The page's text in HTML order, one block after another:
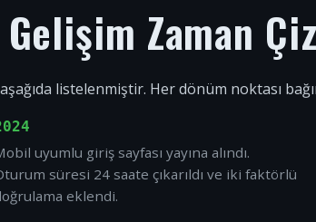
Zaman
listelenmiştir. Her dönüm noktası
uyumlu giriş sayfası yayına alındı.
süresi 24 saate çıkarıldı ve iki faktörlü
eklendi.